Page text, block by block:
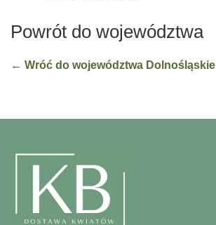
Powrót do województwa
← Wróć do województwa Dolnośląskie